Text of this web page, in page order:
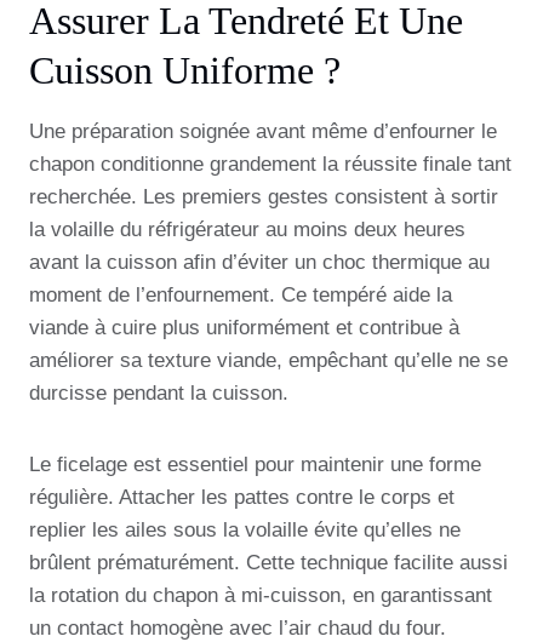
Assurer La Tendreté Et Une
Cuisson Uniforme ?
Une préparation soignée avant même d’enfourner le
chapon conditionne grandement la réussite finale tant
recherchée. Les premiers gestes consistent à sortir
la volaille du réfrigérateur au moins deux heures
avant la cuisson afin d’éviter un choc thermique au
moment de l’enfournement. Ce tempéré aide la
viande à cuire plus uniformément et contribue à
améliorer sa texture viande, empêchant qu’elle ne se
durcisse pendant la cuisson.
Le ficelage est essentiel pour maintenir une forme
régulière. Attacher les pattes contre le corps et
replier les ailes sous la volaille évite qu’elles ne
brûlent prématurément. Cette technique facilite aussi
la rotation du chapon à mi-cuisson, en garantissant
un contact homogène avec l’air chaud du four.